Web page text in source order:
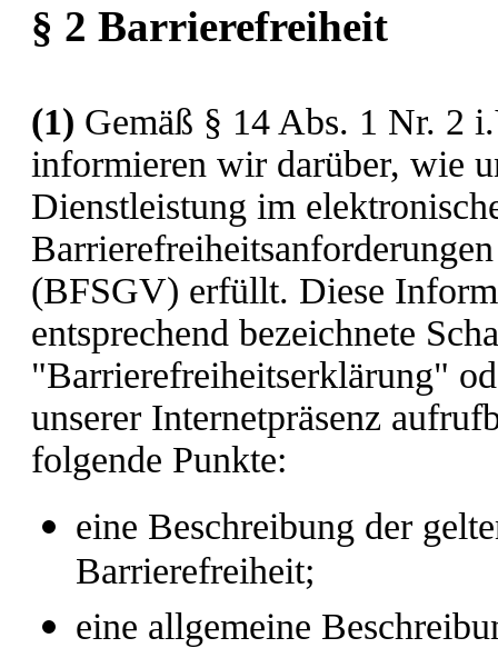
§ 2 Barrierefreiheit
(1) Gemäß § 14 Abs. 1 Nr. 2
informieren wir darüber, wie
Dienstleistung im
(BFSGV) erfüllt. Diese
entsprechend bezeichnete
"Barrierefreiheitserklärung"
unserer Internetpräsenz
folgende Punkte:
eine Beschreibung der
Barrierefreiheit;
eine allgemeine